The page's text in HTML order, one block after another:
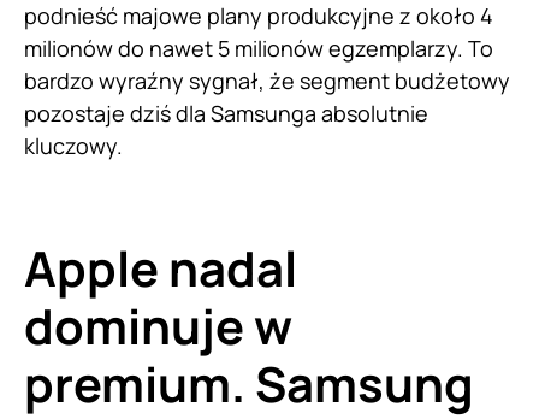
podnieść majowe plany produkcyjne z około 4
milionów do nawet 5 milionów egzemplarzy. To
bardzo wyraźny sygnał, że segment budżetowy
pozostaje dziś dla Samsunga absolutnie
kluczowy.
Apple nadal
dominuje w
premium. Samsung